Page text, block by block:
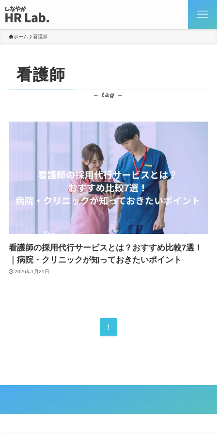
ホーム 看護師
看護師
– tag –
看護師の採用代行サービスとは？おすすめ比較7選！
｜病院・クリニックが知っておきたいポイント
2026年1月21日
1